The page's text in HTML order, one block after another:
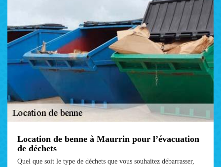
Location de benne à Maurrin pour l’évacuation
de déchets
Quel que soit le type de déchets que vous souhaitez débarrasser,